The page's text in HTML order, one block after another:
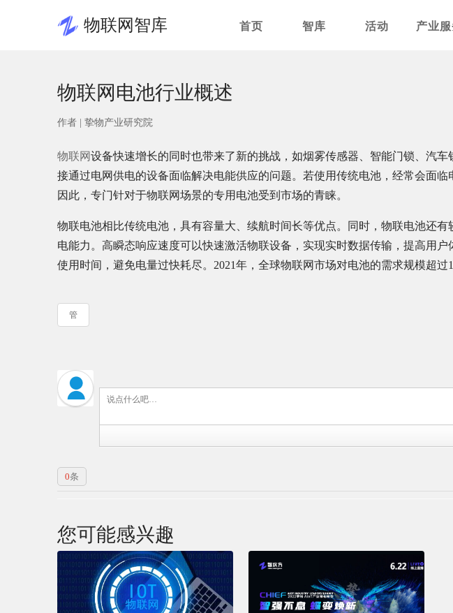
物联网智库 首页 智库 活动 产业
物联网电池行业概述
作者 | 挚物产业研究院
物联网设备快速增长的同时也带来了新的挑战，如烟雾传感器、智能门锁、汽
接通过电网供电的设备面临解决电能供应的问题。若使用传统电池，经常会面临
因此，专门针对于物联网场景的专用电池受到市场的青睐。
物联电池相比传统电池，具有容量大、续航时间长等优点。同时，物联电池还
电能力。高瞬态响应速度可以快速激活物联设备，实现实时数据传输，提高用
使用时间，避免电量过快耗尽。2021年，全球物联网市场对电池的需求规模超过
管
0条
您可能感兴趣